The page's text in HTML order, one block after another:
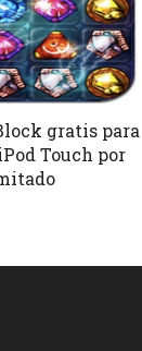
gratis para
Touch por